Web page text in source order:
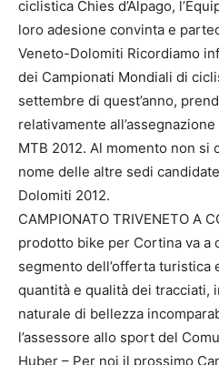
ciclistica Chies d’Alpago,
loro adesione convinta e
Veneto-Dolomiti Ricordiamo
dei Campionati Mondiali di
settembre di quest’anno,
relativamente
MTB 2012. Al momento non si
nome delle altre sedi
Dolomiti 2012.
CAMPIONATO TRIVENETO A
prodotto bike per Cortina va a
segmento dell’offerta turistica
quantità e qualità dei tracciati,
naturale di bellezza
l’assessore allo sport del
Huber – Per noi il prossimo